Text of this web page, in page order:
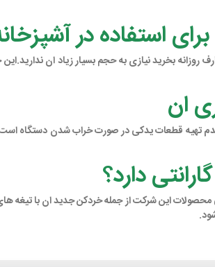
ان
عدم تهیه قطعات یدکی در صورت خراب شدن دستگاه